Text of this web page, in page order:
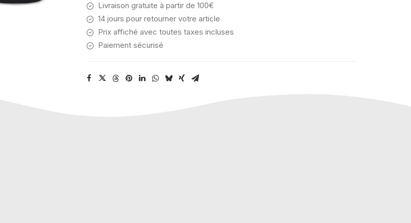
Livraison gratuite à partir de 100€
14 jours pour retourner votre article
Prix affiché avec toutes taxes incluses
Paiement sécurisé